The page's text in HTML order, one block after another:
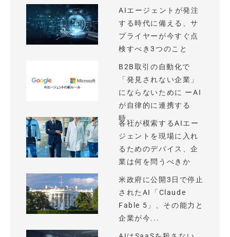
AIエージェントが発注
する時代に備える、サ
プライヤーが今すぐ点
検すべき3つのこと
B2B取引の自動化で
「発見されない企業」
にならないために ーAI
が自律的に連携する
時...
各社が模索するAIエー
ジェントを現場に入れ
るためのデバイス、企
業は何を問うべきか
米政府に公開3日で停止
されたAI「Claude
Fable 5」、その能力と
企業が今...